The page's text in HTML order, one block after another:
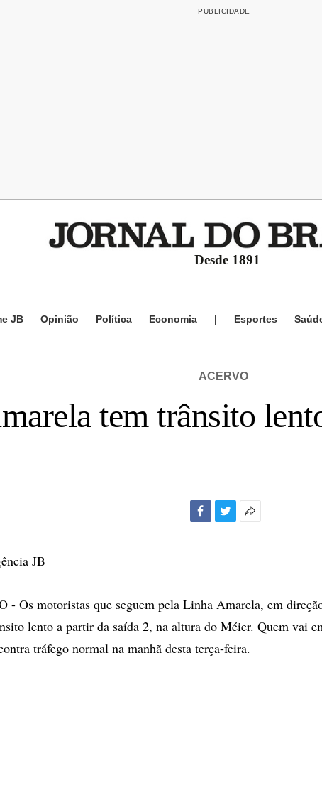
Desde 1891
JB Opinião Política Economia | Esportes
ACERVO
tem trânsito
JB
- Os motoristas que seguem pela Linha Amarela, em
lento a partir da saída 2, na altura do Méier. Quem vai
tráfego normal na manhã desta terça-feira.